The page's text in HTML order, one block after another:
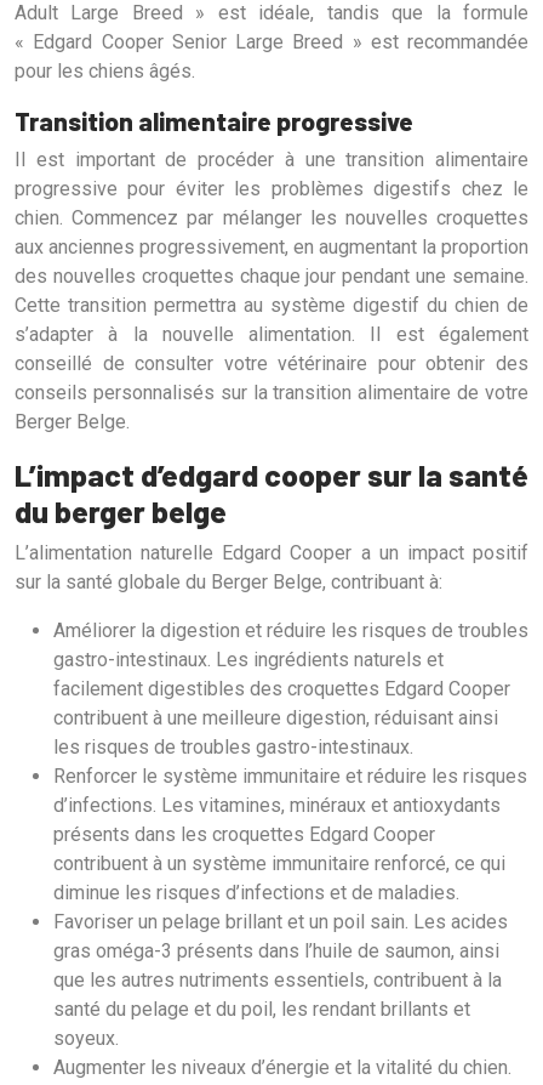
Adult Large Breed » est idéale, tandis que la formule
« Edgard Cooper Senior Large Breed » est recommandée
pour les chiens âgés.
Transition alimentaire progressive
Il est important de procéder à une transition alimentaire
progressive pour éviter les problèmes digestifs chez le
chien. Commencez par mélanger les nouvelles croquettes
aux anciennes progressivement, en augmentant la proportion
des nouvelles croquettes chaque jour pendant une semaine.
Cette transition permettra au système digestif du chien de
s’adapter à la nouvelle alimentation. Il est également
conseillé de consulter votre vétérinaire pour obtenir des
conseils personnalisés sur la transition alimentaire de votre
Berger Belge.
L’impact d’edgard cooper sur la santé
du berger belge
L’alimentation naturelle Edgard Cooper a un impact positif
sur la santé globale du Berger Belge, contribuant à:
Améliorer la digestion et réduire les risques de troubles
gastro-intestinaux. Les ingrédients naturels et
facilement digestibles des croquettes Edgard Cooper
contribuent à une meilleure digestion, réduisant ainsi
les risques de troubles gastro-intestinaux.
Renforcer le système immunitaire et réduire les risques
d’infections. Les vitamines, minéraux et antioxydants
présents dans les croquettes Edgard Cooper
contribuent à un système immunitaire renforcé, ce qui
diminue les risques d’infections et de maladies.
Favoriser un pelage brillant et un poil sain. Les acides
gras oméga-3 présents dans l’huile de saumon, ainsi
que les autres nutriments essentiels, contribuent à la
santé du pelage et du poil, les rendant brillants et
soyeux.
Augmenter les niveaux d’énergie et la vitalité du chien.